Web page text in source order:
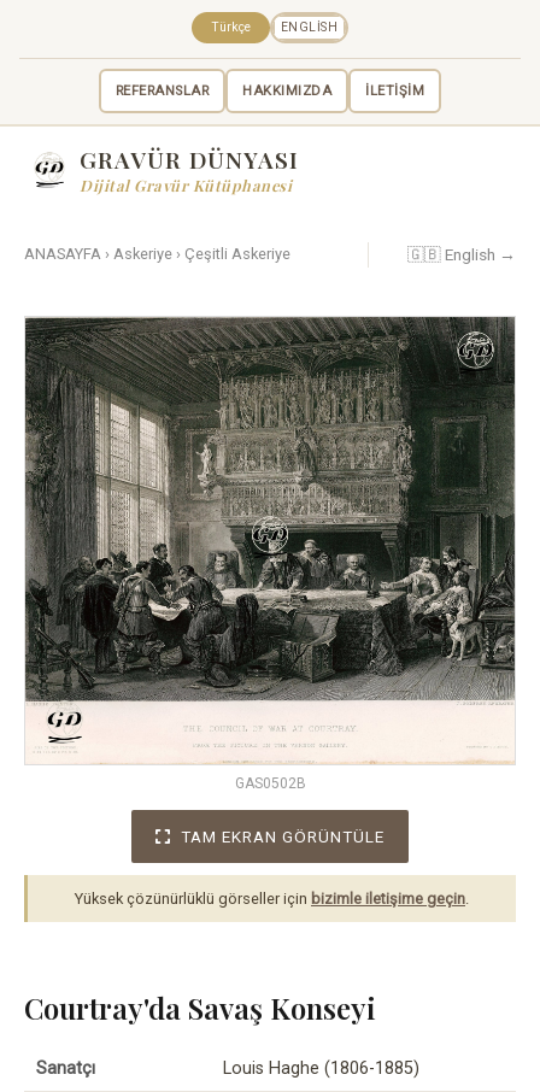
REFERANSLAR HAKKIMIZDA İLETİŞİM
Türkçe ENGLISH
GRAVÜR DÜNYASI
Dijital Gravür Kütüphanesi
ANASAYFA › Askeriye › Çeşitli Askeriye 🇬🇧 English →
GAS0502B
TAM EKRAN GÖRÜNTÜLE
Yüksek çözünürlüklü görseller için bizimle iletişime geçin.
Courtray'da Savaş Konseyi
Sanatçı Louis Haghe (1806-1885)